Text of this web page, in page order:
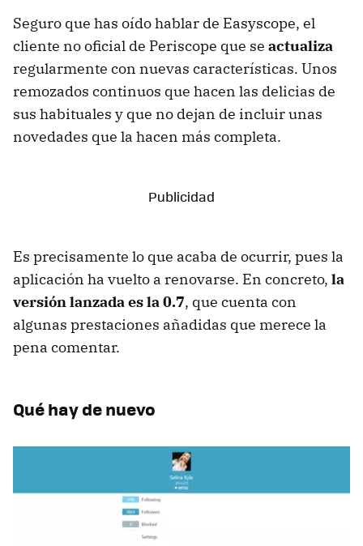
Seguro que has oído hablar de Easyscope, el
cliente no oficial de Periscope que se actualiza
regularmente con nuevas características. Unos
remozados continuos que hacen las delicias de
sus habituales y que no dejan de incluir unas
novedades que la hacen más completa.
Es precisamente lo que acaba de ocurrir, pues la
aplicación ha vuelto a renovarse. En concreto, la
versión lanzada es la 0.7, que cuenta con
algunas prestaciones añadidas que merece la
pena comentar.
Qué hay de nuevo